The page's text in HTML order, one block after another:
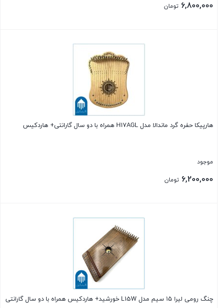
6,800,000 تومان
هارپیکا حفره گرد ماندالا مدل H17AGL همراه با دو سال گارانتی+ هاردکیس
موجود
6,200,000 تومان
چنگ رومی لیرا ۱۵ سیم مدل L15W خورشید+ هاردکیس همراه با دو سال گارانتی